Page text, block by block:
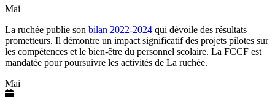
Mai
La ruchée publie son bilan 2022-2024 qui dévoile des résultats
prometteurs. Il démontre un impact significatifdes projets pilotes sur
les compétences et le bien-être du personnel scolaire. La FCCF est
mandatée pour poursuivre les activités de La ruchée.
Mai